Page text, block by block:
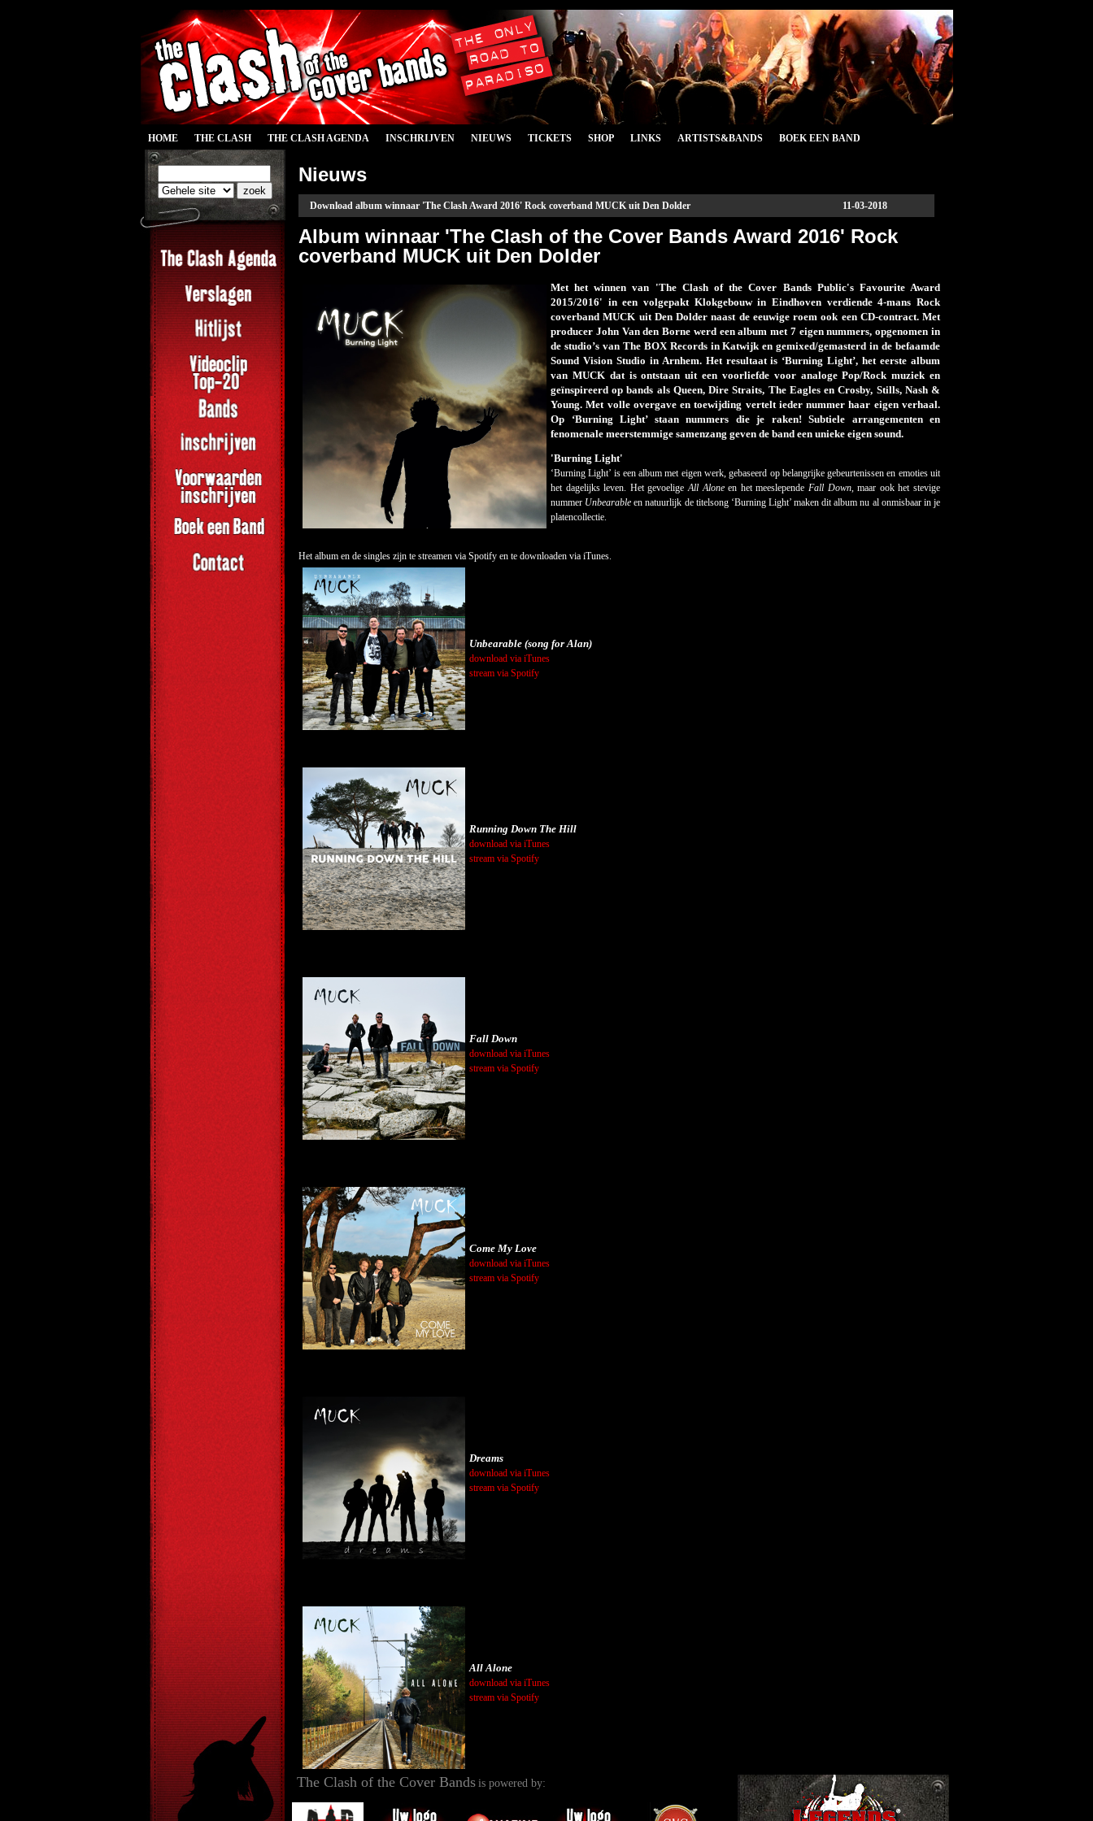
HOME THE CLASH THE CLASH AGENDA INSCHRIJVEN NIEUWS TICKETS SHOP LINKS ARTISTS&BANDS BOEK EEN BAND
Nieuws
Download album winnaar 'The Clash Award 2016' Rock coverband MUCK uit Den Dolder 11-03-2018
Album winnaar 'The Clash of the Cover Bands Award 2016' Rock
coverband MUCK uit Den Dolder
Met het winnen van 'The Clash of the Cover Bands Public's Favourite Award
2015/2016' in een volgepakt Klokgebouw in Eindhoven verdiende 4-mans Rock
coverband MUCK uit Den Dolder naast de eeuwige roem ook een CD-contract. Met
producer John Van den Borne werd een album met 7 eigen nummers, opgenomen in
de studio’s van The BOX Records in Katwijk en gemixed/gemasterd in de befaamde
Sound Vision Studio in Arnhem. Het resultaat is ‘Burning Light’, het eerste album
van MUCK dat is ontstaan uit een voorliefde voor analoge Pop/Rock muziek en
geïnspireerd op bands als Queen, Dire Straits, The Eagles en Crosby, Stills, Nash &
Young. Met volle overgave en toewijding vertelt ieder nummer haar eigen verhaal.
Op ‘Burning Light’ staan nummers die je raken! Subtiele arrangementen en
fenomenale meerstemmige samenzang geven de band een unieke eigen sound.
'Burning Light'
‘Burning Light’ is een album met eigen werk, gebaseerd op belangrijke gebeurtenissen en emoties uit
het dagelijks leven. Het gevoeligeAll Aloneen het meeslependeFall Down, maar ook het stevige
nummer Unbearable en natuurlijk de titelsong ‘Burning Light’ maken dit album nu al onmisbaar in je
platencollectie.
Het album en de singles zijn te streamen via Spotify en te downloaden via iTunes.
Unbearable (song for Alan)
download via iTunes
stream via Spotify
Running Down The Hill
download via iTunes
stream via Spotify
Fall Down
download via iTunes
stream via Spotify
Come My Love
download via iTunes
stream via Spotify
Dreams
download via iTunes
stream via Spotify
All Alone
download via iTunes
stream via Spotify
The Clash of the Cover Bands is powered by: